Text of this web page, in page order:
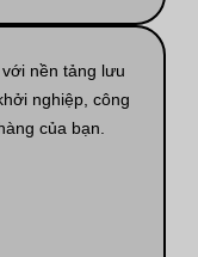
nền tảng lưu
nghiệp, công
của bạn.